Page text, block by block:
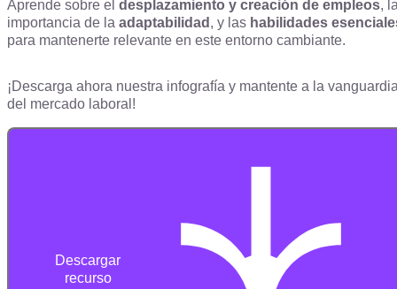
Aprende sobre el desplazamiento y creación de empleos,
importancia de la adaptabilidad , y las habilidades
para mantenerte relevante en este entorno cambiante.
¡Descarga ahora nuestra infografía y mantente a la
del mercado laboral!
Descargar
recurso